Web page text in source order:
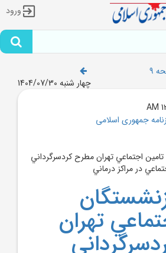
ورود
9
چهار شنبه 1404/07/30
جمهوری اسلامی
تهران